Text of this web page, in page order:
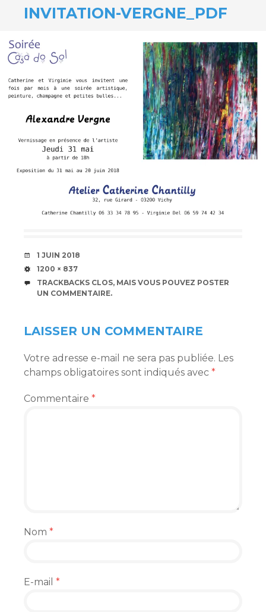
INVITATION-VERGNE_PDF
DATE
1 JUIN 2018
TAILLE
1200 × 837
TRACKBACKS CLOS, MAIS VOUS POUVEZ POSTER
UN COMMENTAIRE.
LAISSER UN COMMENTAIRE
Votre adresse e-mail ne sera pas publiée. Les
champs obligatoires sont indiqués avec *
Commentaire *
Nom *
E-mail *